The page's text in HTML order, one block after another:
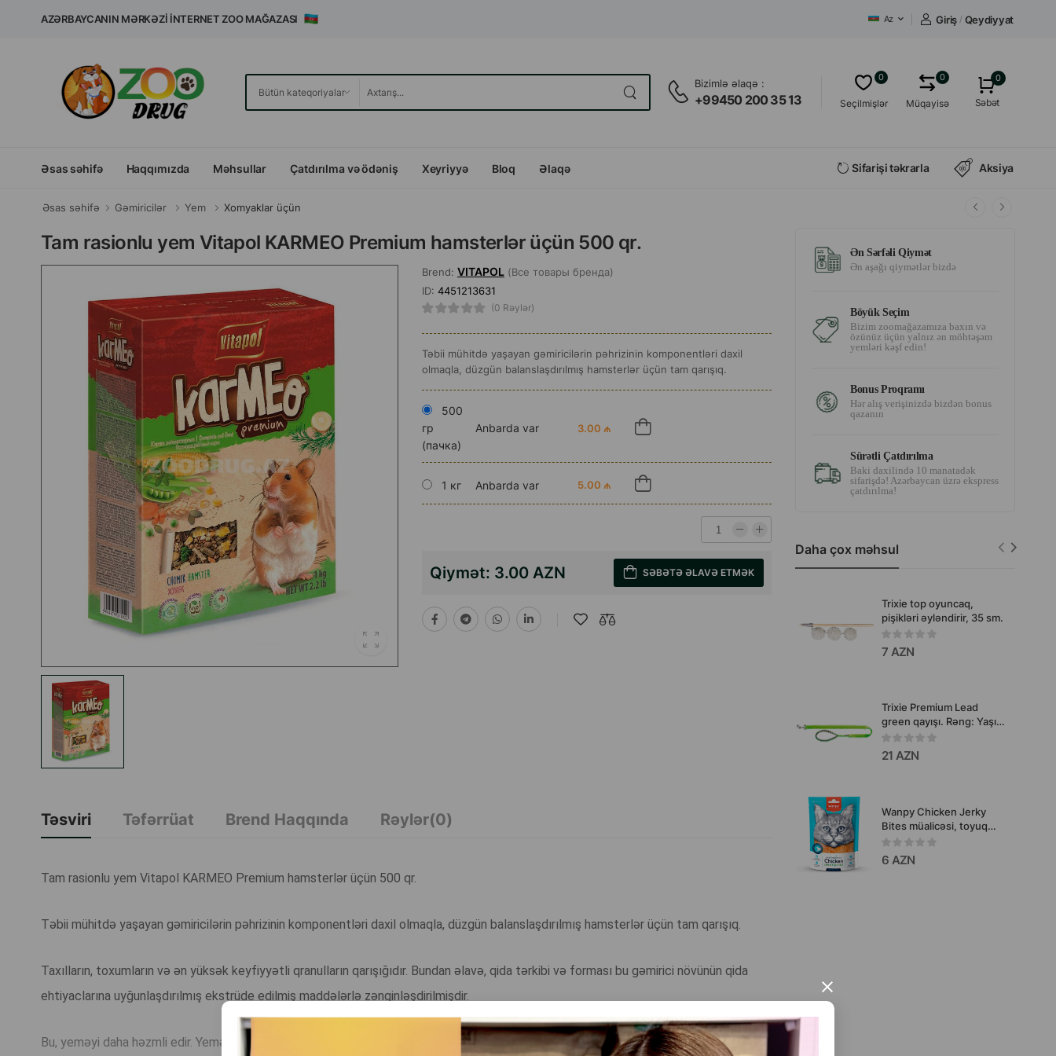
×
AZƏRBAYCANIN MƏRKƏZI İNTERNET ZOO MAĞAZASI Az Giriş / Qeydiyyat
Bizimlə əlaqə :
+99450 200 35 13 Seçilmişlər
0
Müqayisə
0 0
Səbət
Əsas səhifə Haqqımızda Məhsullar Çatdırılma və ödəniş Xeyriyyə Bloq Əlaqə Sifarişi təkrarla Aksiya
Əsas səhifə Gəmiricilər Yem Xomyaklar üçün
Tam rasionlu yem Vitapol KARMEO Premium hamsterlər üçün 500 qr.
Brend: VITAPOL (Все товары бренда)
ID: 4451213631
(0 Rəylər)
Təbii mühitdə yaşayan gəmiricilərin pəhrizinin komponentləri daxil
olmaqla, düzgün balanslaşdırılmış hamsterlər üçün tam qarışıq.
500
гр
(пачка)
Anbarda var 3.00 ₼
1 кг Anbarda var 5.00 ₼
Qiymət: 3.00 AZN SƏBƏTƏ ƏLAVƏ ETMƏK
Təsviri Təfərrüat Brend Haqqında Rəylər(0)
Tam rasionlu yem Vitapol KARMEO Premium hamsterlər üçün 500 qr.
Təbii mühitdə yaşayan gəmiricilərin pəhrizinin komponentləri daxil olmaqla, düzgün balanslaşdırılmış hamsterlər üçün tam qarışıq.
Taxılların, toxumların və ən yüksək keyfiyyətli qranulların qarışığıdır. Bundan əlavə, qida tərkibi və forması bu gəmirici növünün qida
ehtiyaclarına uyğunlaşdırılmış ekstrüde edilmiş maddələrlə zənginləşdirilmişdir.
Bu, yeməyi daha həzmli edir. Yemək həmçinin yerkökü, paxlalılar və keçiboynuzu ilə zəngindir.
Ən Sərfəli Qiymət
Ən aşağı qiymətlər bizdə
Böyük Seçim
Bizim zoomağazamıza baxın və
özünüz üçün yalnız ən möhtəşəm
yemləri kəşf edin!
Bonus Proqramı
Hər alış verişinizdə bizdən bonus
qazanın
Sürətli Çatdırılma
Baki daxilində 10 manatadək
sifarişdə! Azərbaycan üzrə ekspress
çatdırılma!
Daha çox məhsul
Trixie top oyuncaq,
pişikləri əyləndirir, 35 sm.
7 AZN
Trixie Premium Lead
green qayışı. Rəng: Yaşıl.
Uzunluq: 180x20sm.
21 AZN
Wanpy Chicken Jerky
Bites müalicəsi, toyuq
fileti parçaları, pişiklər
üçün, 80 q.
6 AZN